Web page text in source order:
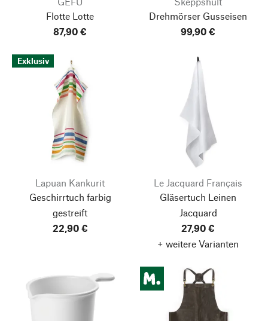
Flotte Lotte
87,90 €
Drehmörser Gusseisen
99,90 €
Exklusiv
Lapuan Kankurit
Geschirrtuch farbig
gestreift
22,90 €
Le Jacquard Français
Gläsertuch Leinen
Jacquard
27,90 €
+ weitere Varianten